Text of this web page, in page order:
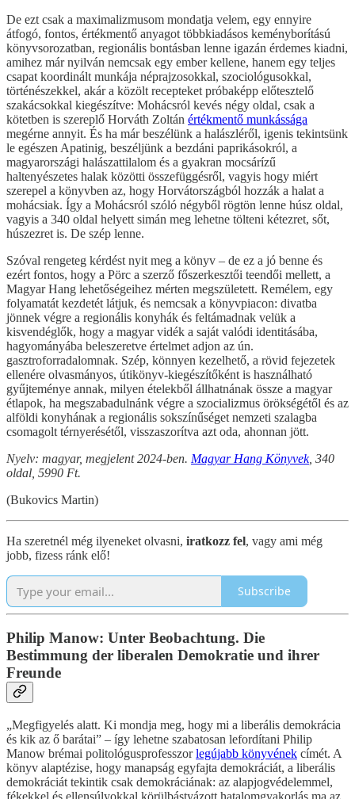
De ezt csak a maximalizmusom mondatja velem, egy ennyire
átfogó, fontos, értékmentő anyagot többkiadásos keményborítású
könyvsorozatban, regionális bontásban lenne igazán érdemes kiadni,
amihez már nyilván nemcsak egy ember kellene, hanem egy teljes
csapat koordinált munkája néprajzosokkal, szociológusokkal,
történészekkel, akár a közölt recepteket próbaképp előtesztelő
szakácsokkal kiegészítve: Mohácsról kevés négy oldal, csak a
kötetben is szereplő Horváth Zoltán értékmentő munkássága
megérne annyit. És ha már beszélünk a halászléről, igenis tekintsünk
le egészen Apatinig, beszéljünk a bezdáni paprikásokról, a
magyarországi halászattilalom és a gyakran mocsárízű
haltenyészetes halak közötti összefüggésről, vagyis hogy miért
szerepel a könyvben az, hogy Horvátországból hozzák a halat a
mohácsiak. Így a Mohácsról szóló négyből rögtön lenne húsz oldal,
vagyis a 340 oldal helyett simán meg lehetne tölteni kétezret, sőt,
húszezret is. De szép lenne.
Szóval rengeteg kérdést nyit meg a könyv – de ez a jó benne és
ezért fontos, hogy a Pörc a szerző főszerkesztői teendői mellett, a
Magyar Hang lehetőségeihez mérten megszületett. Remélem, egy
folyamatát kezdetét látjuk, és nemcsak a könyvpiacon: divatba
jönnek végre a regionális konyhák és feltámadnak velük a
kisvendéglők, hogy a magyar vidék a saját valódi identitásába,
hagyományába beleszeretve értelmet adjon az ún.
gasztroforradalomnak. Szép, könnyen kezelhető, a rövid fejezetek
ellenére olvasmányos, útikönyv-kiegészítőként is használható
gyűjteménye annak, milyen ételekből állhatnának össze a magyar
étlapok, ha megszabadulnánk végre a szocializmus örökségétől és az
alföldi konyhának a regionális sokszínűséget nemzeti szalagba
csomagolt térnyerésétől, visszaszorítva azt oda, ahonnan jött.
Nyelv: magyar, megjelent 2024-ben. Magyar Hang Könyvek, 340
oldal, 5990 Ft.
(Bukovics Martin)
Ha szeretnél még ilyeneket olvasni, iratkozz fel, vagy ami még
jobb, fizess ránk elő!
Subscribe
Philip Manow: Unter Beobachtung. Die
Bestimmung der liberalen Demokratie und ihrer
Freunde
„Megfigyelés alatt. Ki mondja meg, hogy mi a liberális demokrácia
és kik az ő barátai” – így lehetne szabatosan lefordítani Philip
Manow brémai politológusprofesszorlegújabb könyvének címét. A
könyv alaptézise, hogy manapság egyfajta demokráciát, a liberális
demokráciát tekintik csak demokráciának: az alapjogvédelemmel,
fékekkel és ellensúlyokkal körülbástyázott hatalomgyakorlás ma az